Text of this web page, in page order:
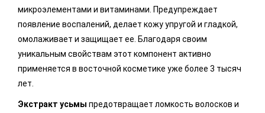
микроэлементами и витаминами. Предупреждает
появление воспалений, делает кожу упругой и гладкой,
омолаживает и защищает ее. Благодаря своим
уникальным свойствам этот компонент активно
применяется в восточной косметике уже более 3 тысяч
лет.
Экстракт усьмы предотвращает ломкость волосков и